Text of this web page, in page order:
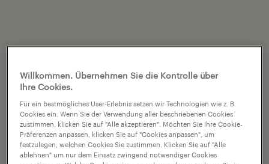
Willkommen. Übernehmen Sie die Kontrolle über
Ihre Cookies.
Für ein bestmögliches User-Erlebnis setzen wir Technologien wie z. B.
Cookies ein. Wenn Sie der Verwendung aller beschriebenen Cookies
zustimmen, klicken Sie auf "Alle akzeptieren". Möchten Sie Ihre Cookie-
Präferenzen anpassen, klicken Sie auf "Cookies anpassen", um
festzulegen, welchen Cookies Sie zustimmen. Klicken Sie auf "Alle
ablehnen" um nur dem Einsatz zwingend notwendiger Cookies